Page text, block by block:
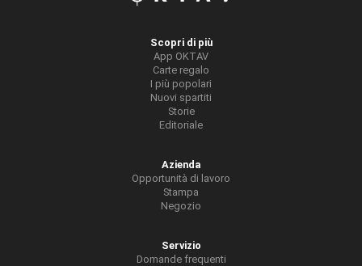
Scopri di più
App OKTAV
Carte regalo
I più popolari
Nuovi spartiti
Storie
Editoriale
Azienda
Opportunità di lavoro
Stampa
Negozio
Servizio
Domande frequenti